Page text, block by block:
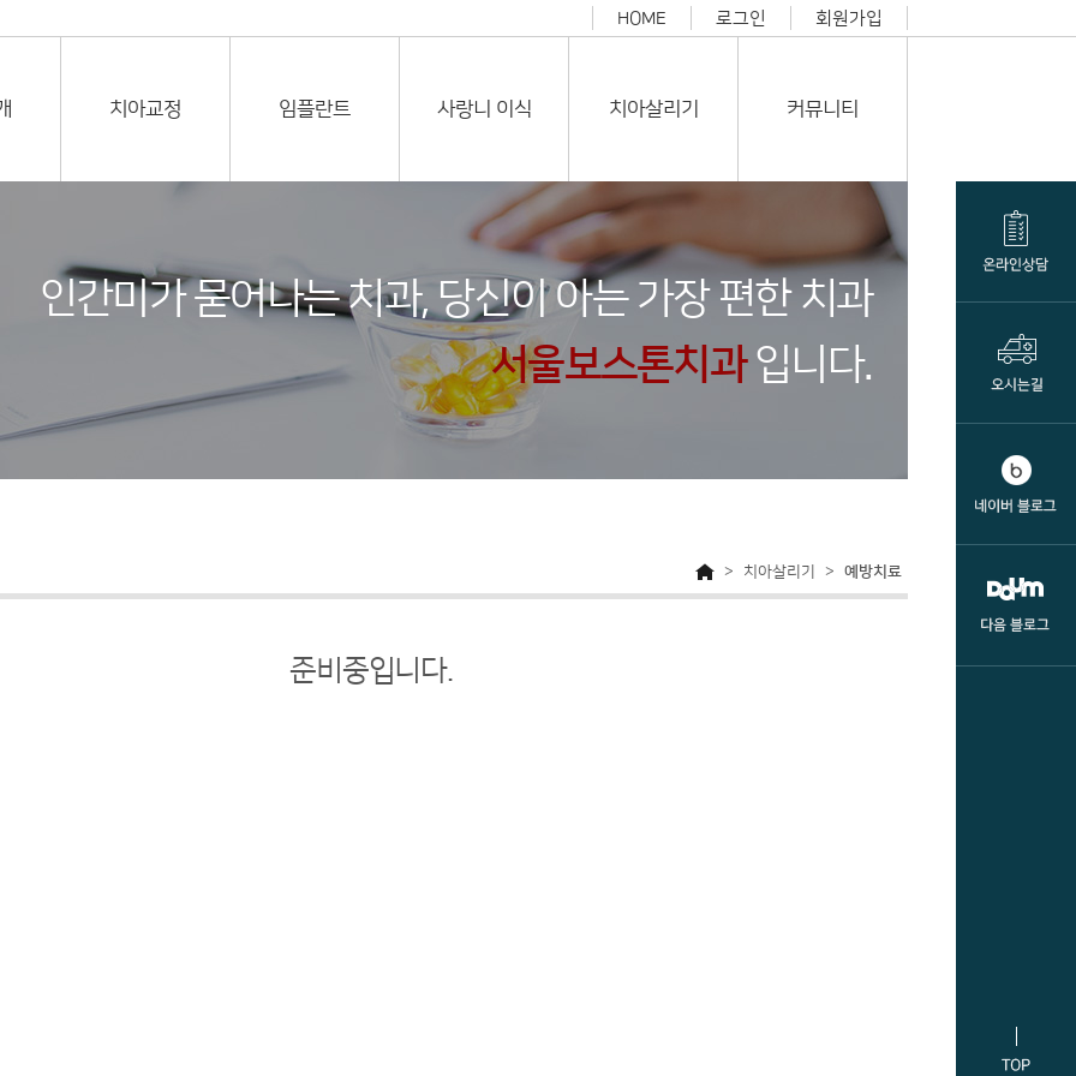
HOME 로그인 회원가입
치아교정 임플란트 사랑니 이식 치아살리기 커뮤니티
인간미가 묻어나는 치과, 당신이 아는 가장 편한 치과
서울보스톤치과입니다.
> 치아살리기 > 예방치료
준비중입니다.